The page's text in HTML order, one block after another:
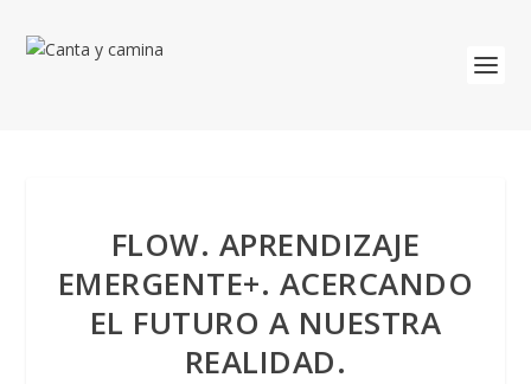
FLOW. APRENDIZAJE
EMERGENTE+. ACERCANDO
EL FUTURO A NUESTRA
REALIDAD.